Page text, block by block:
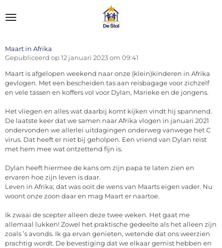
direct
hoofdinhoud
Maart in Afrika
Gepubliceerd op 12 januari 2023 om 09:41
Maart is afgelopen weekend naar onze (klein)kinderen in Afrika
gevlogen. Met een bescheiden tas aan reisbagage voor zichzelf
en vele tassen en koffers vol voor Dylan, Marieke en de jongens.
Het vliegen en alles wat daarbij komt kijken vindt hij spannend.
De laatste keer dat we samen naar Afrika vlogen in januari 2021
ondervonden we allerlei uitdagingen onderweg vanwege het C
virus. Dat heeft er niet bij geholpen. Een vriend van Dylan reist
met hem mee wat ontzettend fijn is.
Dylan heeft hiermee de kans om zijn papa te laten zien en
ervaren hoe zijn leven is daar.
Leven in Afrika; dat was ooit de wens van Maarts eigen vader. Nu
woont onze zoon daar en mag Maart er naartoe.
Ik zwaai de scepter alleen deze twee weken. Het gaat me
allemaal lukken! Zowel het praktische gedeelte als het alleen zijn
zoals ’s avonds. Ik ga ervan genieten, wetende dat ons weerzien
prachtig wordt. De bevestiging dat we elkaar gemist hebben en